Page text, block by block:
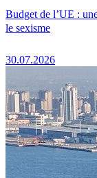
Budget de l’UE :
le sexisme
30.07.2026